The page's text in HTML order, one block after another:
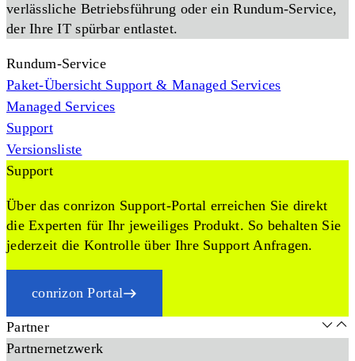
verlässliche Betriebsführung oder ein Rundum-Service,
der Ihre IT spürbar entlastet.
Rundum-Service
Paket-Übersicht Support & Managed Services
Managed Services
Support
Versionsliste
Support
Über das conrizon Support-Portal erreichen Sie direkt
die Experten für Ihr jeweiliges Produkt. So behalten Sie
jederzeit die Kontrolle über Ihre Support Anfragen.
conrizon Portal
Partner
Partnernetzwerk